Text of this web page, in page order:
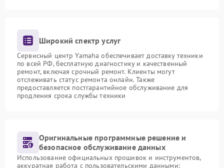
Широкий спектр услуг
Сервисный центр Yamaha обеспечивает доставку техники
по всей РФ, бесплатную диагностику и качественный
ремонт, включая срочный ремонт. Клиенты могут
отслеживать статус ремонта онлайн. Также
предоставляется постгарантийное обслуживание для
продления срока службы техники
Оригинальные программные решение и
безопасное обслуживание данных
Использование официальных прошивок и инструментов,
аккуратная работа с пользовательскими данными: